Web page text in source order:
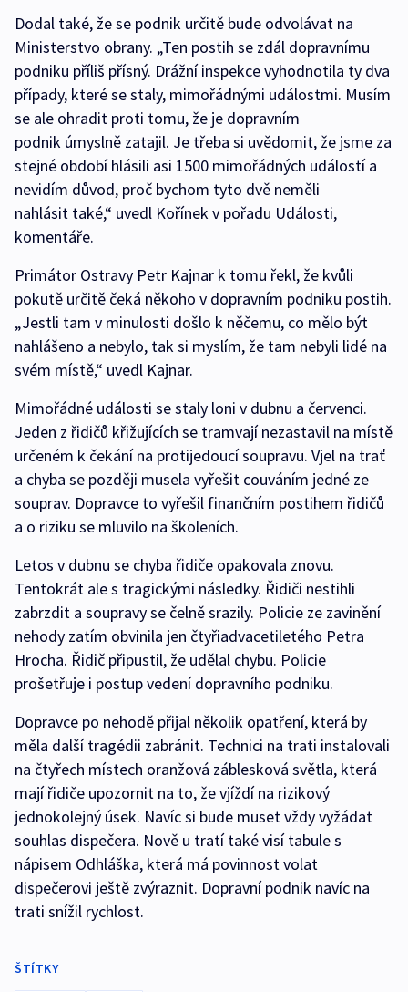
Dodal také, že se podnik určitě bude odvolávat na
Ministerstvo obrany. „Ten postih se zdál dopravnímu
podniku příliš přísný. Drážní inspekce vyhodnotila ty dva
případy, které se staly, mimořádnými událostmi. Musím
se ale ohradit proti tomu, že je dopravním
podnik úmyslně zatajil. Je třeba si uvědomit, že jsme za
stejné období hlásili asi 1500 mimořádných událostí a
nevidím důvod, proč bychom tyto dvě neměli
nahlásit také,“ uvedl Kořínek v pořadu Události,
komentáře.
Primátor Ostravy Petr Kajnar k tomu řekl, že kvůli
pokutě určitě čeká někoho v dopravním podniku postih.
„Jestli tam v minulosti došlo k něčemu, co mělo být
nahlášeno a nebylo, tak si myslím, že tam nebyli lidé na
svém místě,“ uvedl Kajnar.
Mimořádné události se staly loni v dubnu a červenci.
Jeden z řidičů křižujících se tramvají nezastavil na místě
určeném k čekání na protijedoucí soupravu. Vjel na trať
a chyba se později musela vyřešit couváním jedné ze
souprav. Dopravce to vyřešil finančním postihem řidičů
a o riziku se mluvilo na školeních.
Letos v dubnu se chyba řidiče opakovala znovu.
Tentokrát ale s tragickými následky. Řidiči nestihli
zabrzdit a soupravy se čelně srazily. Policie ze zavinění
nehody zatím obvinila jen čtyřiadvacetiletého Petra
Hrocha. Řidič připustil, že udělal chybu. Policie
prošetřuje i postup vedení dopravního podniku.
Dopravce po nehodě přijal několik opatření, která by
měla další tragédii zabránit. Technici na trati instalovali
na čtyřech místech oranžová záblesková světla, která
mají řidiče upozornit na to, že vjíždí na rizikový
jednokolejný úsek. Navíc si bude muset vždy vyžádat
souhlas dispečera. Nově u tratí také visí tabule s
nápisem Odhláška, která má povinnost volat
dispečerovi ještě zvýraznit. Dopravní podnik navíc na
trati snížil rychlost.
ŠTÍTKY